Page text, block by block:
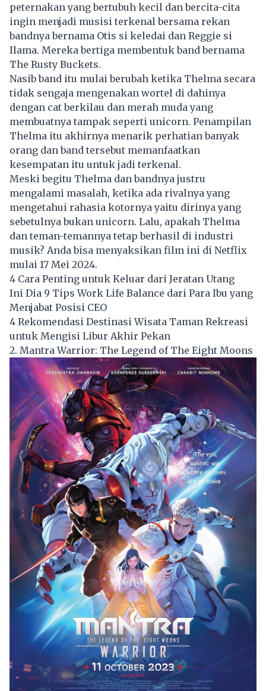
peternakan yang bertubuh kecil dan bercita-cita
ingin menjadi musisi terkenal bersama rekan
bandnya bernama Otis si keledai dan Reggie si
Ilama. Mereka bertiga membentuk band bernama
The Rusty Buckets.
Nasib band itu mulai berubah ketika Thelma secara
tidak sengaja mengenakan wortel di dahinya
dengan cat berkilau dan merah muda yang
membuatnya tampak seperti unicorn. Penampilan
Thelma itu akhirnya menarik perhatian banyak
orang dan band tersebut memanfaatkan
kesempatan itu untuk jadi terkenal.
Meski begitu Thelma dan bandnya justru
mengalami masalah, ketika ada rivalnya yang
mengetahui rahasia kotornya yaitu dirinya yang
sebetulnya bukan unicorn. Lalu, apakah Thelma
dan teman-temannya tetap berhasil di industri
musik? Anda bisa menyaksikan film ini di Netflix
mulai 17 Mei 2024.
4 Cara Penting untuk Keluar dari Jeratan Utang
Ini Dia 9 Tips Work Life Balance dari Para Ibu yang
Menjabat Posisi CEO
4 Rekomendasi Destinasi Wisata Taman Rekreasi
untuk Mengisi Libur Akhir Pekan
2. Mantra Warrior: The Legend of The Eight Moons